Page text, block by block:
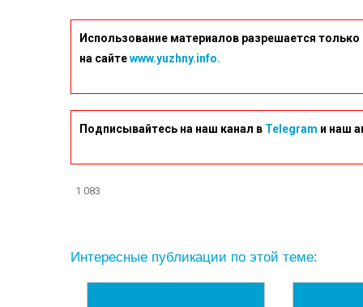
Использование материалов разрешается
на сайтеwww.yuzhny.info.
Подписывайтесь на наш канал в Telegram и наш
1 083
Интересные публикации по этой теме: